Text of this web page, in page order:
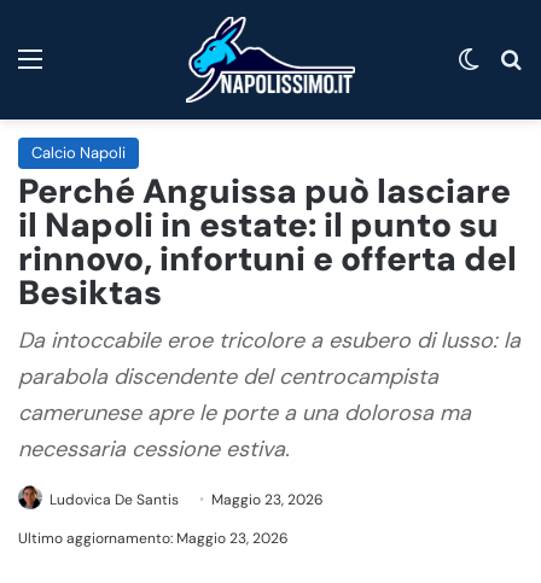
Calcio Napoli
Perché Anguissa può lasciare
il Napoli in estate: il punto su
rinnovo, infortuni e offerta del
Besiktas
Da intoccabile eroe tricolore a esubero di lusso: la
parabola discendente del centrocampista
camerunese apre le porte a una dolorosa ma
necessaria cessione estiva.
Ludovica De Santis
Maggio 23, 2026
Ultimo aggiornamento: Maggio 23, 2026